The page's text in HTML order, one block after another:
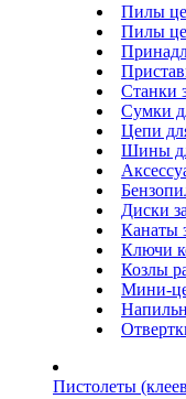
Пилы
Пилы
Станки
Сумки
Цепи
Шины
Диски
Канаты
Ключи
Козлы
Мини-
Пистолеты